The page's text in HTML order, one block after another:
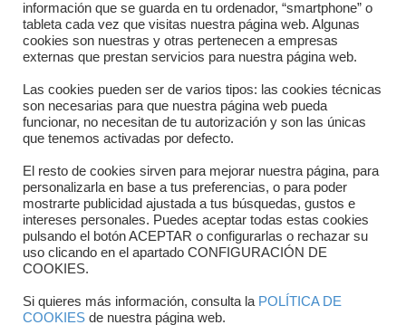
Horario
Formulario de contacto
Copyright © 2025 FTCV
información que se guarda en tu ordenador, “smartphone” o
tableta cada vez que visitas nuestra página web. Algunas
cookies son nuestras y otras pertenecen a empresas
externas que prestan servicios para nuestra página web.
Las cookies pueden ser de varios tipos: las cookies técnicas
son necesarias para que nuestra página web pueda
funcionar, no necesitan de tu autorización y son las únicas
que tenemos activadas por defecto.
El resto de cookies sirven para mejorar nuestra página, para
personalizarla en base a tus preferencias, o para poder
mostrarte publicidad ajustada a tus búsquedas, gustos e
intereses personales. Puedes aceptar todas estas cookies
pulsando el botón ACEPTAR o configurarlas o rechazar su
uso clicando en el apartado CONFIGURACIÓN DE
COOKIES.
Si quieres más información, consulta la POLÍTICA DE
COOKIES de nuestra página web.